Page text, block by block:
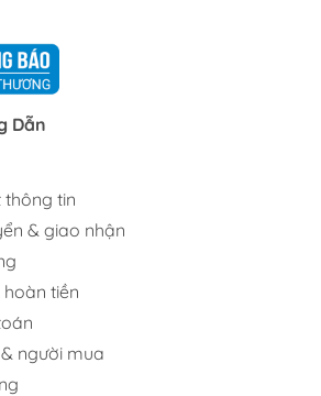
Dẫn
thông tin
& giao nhận
tiền
người mua